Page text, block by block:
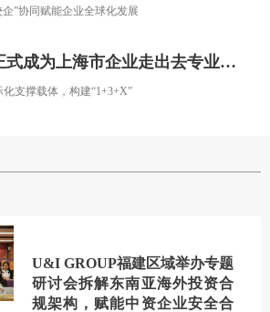
”协同赋能企业全球化发展
上海市企业走出去专业服务联盟成员
支撑载体，构建“1+3+X”
U&I GROUP福建区域举办专题
研讨会拆解东南亚海外投资合
规架构，赋能中资企业安全合